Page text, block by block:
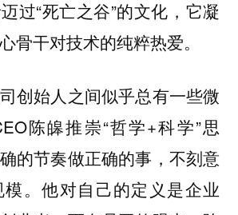
过“死亡之谷”的文化，它凝
骨干对技术的纯粹热爱。
创始人之间似乎总有一些微
陈皞推崇“哲学+科学”思
的节奏做正确的事，不刻意
。他对自己的定义是企业